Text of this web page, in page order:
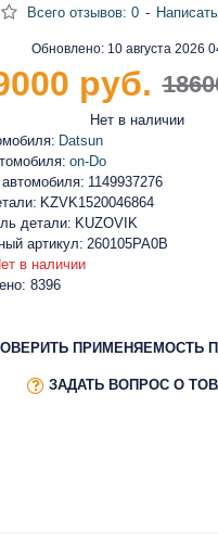
в наличии
Datsun
on-Do
1149937276
KZVK1520046864
детали: KUZOVIK
артикул: 260105PA0B
8396
Обновлено: 10 августа 2026
Нет в наличии
Всего отзывов: 0 -
руб.
ПРИМЕНЯЕМОСТЬ
ЗАДАТЬ ВОПРОС О